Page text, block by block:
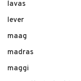
lavas
lever
maag
madras
maggi